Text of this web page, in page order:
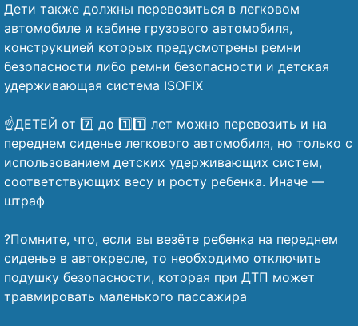
Дети также должны перевозиться в легковом
автомобиле и кабине грузового автомобиля,
конструкцией которых предусмотрены ремни
безопасности либо ремни безопасности и детская
удерживающая система ISOFIX
☝️ДЕТЕЙ от 7️⃣ до 1️⃣1️⃣ лет можно перевозить и на
переднем сиденье легкового автомобиля, но только с
использованием детских удерживающих систем,
соответствующих весу и росту ребенка. Иначе —
штраф
?Помните, что, если вы везёте ребенка на переднем
сиденье в автокресле, то необходимо отключить
подушку безопасности, которая при ДТП может
травмировать маленького пассажира